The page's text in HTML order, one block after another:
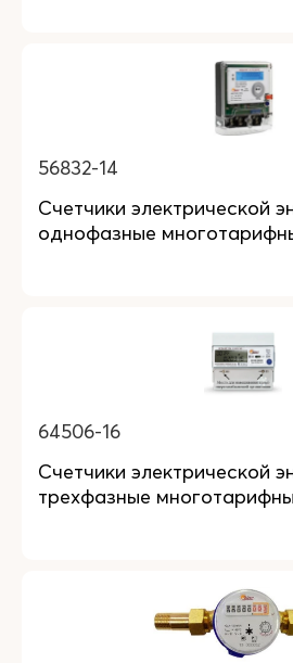
56832-14
Счетчики электрической
однофазные
64506-16
Счетчики электрической
трехфазные